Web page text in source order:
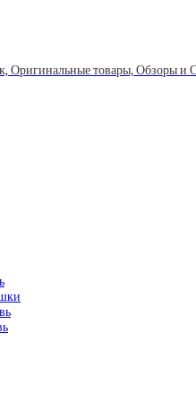
Оригинальные товары, Обзоры и